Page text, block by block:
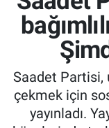
Saadet Partisi,
çekmek için
yayınladı.